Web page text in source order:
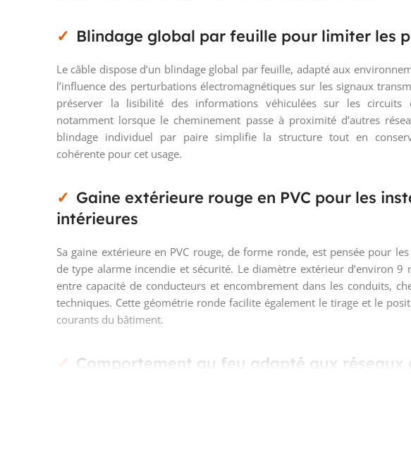
Blindage global par feuille pour limiter les
Le câble dispose d’un blindage global par feuille, adapté aux
l’influence des perturbations électromagnétiques sur les signaux
préserver la lisibilité des informations véhiculées sur les circuits
notamment lorsque le cheminement passe à proximité d’autres
blindage individuel par paire simplifie la structure tout en
cohérente pour cet usage.
Gaine extérieure rouge en PVC pour les
intérieures
Sa gaine extérieure en PVC rouge, de forme ronde, est pensée pour
de type alarme incendie et sécurité. Le diamètre extérieur d’environ
entre capacité de conducteurs et encombrement dans les conduits,
techniques. Cette géométrie ronde facilite également le tirage et le
courants du bâtiment.
Comportement au feu adapté aux réseaux
Ce modèle est retardateur de flamme selon IEC 60332-1-2 et classé
13501-6. Il est destiné aux circuits de signalisation et de sécurité
clairement identifié et adapté à un usage technique en pose fixe. En